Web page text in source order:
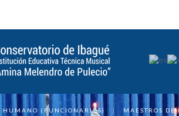
HUMANO (FUNCIONARIOS) | MAESTROS DE